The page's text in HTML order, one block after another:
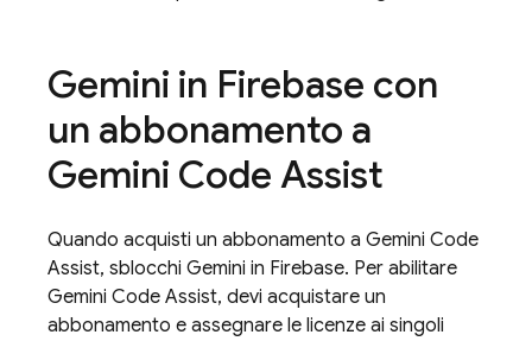
Gemini in Firebase con
un abbonamento a
Gemini Code Assist
Quando acquisti un abbonamento a Gemini Code
Assist, sblocchi Gemini in Firebase. Per abilitare
Gemini Code Assist, devi acquistare un
abbonamento e assegnare le licenze ai singoli